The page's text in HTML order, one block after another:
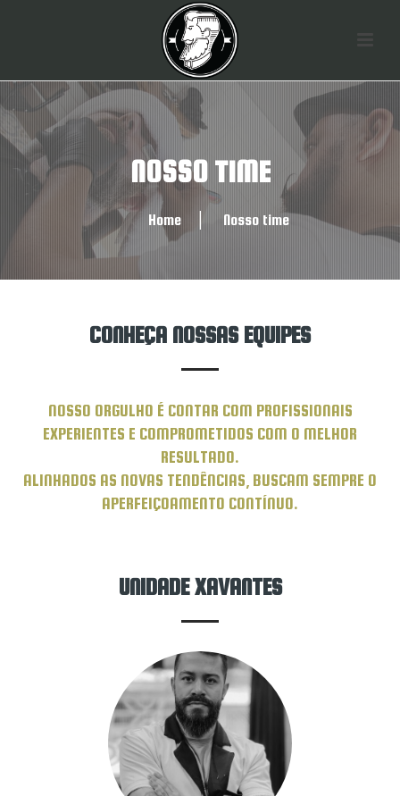
NOSSO TIME
Home Nosso time
CONHEÇA NOSSAS EQUIPES
NOSSO ORGULHO É CONTAR COM PROFISSIONAIS
EXPERIENTES E COMPROMETIDOS COM O MELHOR
RESULTADO.
ALINHADOS AS NOVAS TENDÊNCIAS, BUSCAM SEMPRE O
APERFEIÇOAMENTO CONTÍNUO.
UNIDADE XAVANTES